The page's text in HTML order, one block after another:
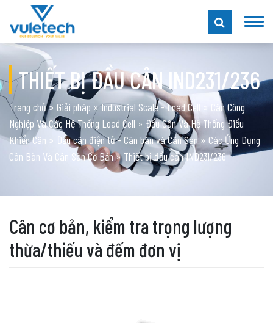
THIẾT BỊ ĐẦU CÂN IND231/236
Trang chủ» Giải pháp »Industrial Scale - Load Cell
Cân Công
Nghiệp Và Các Hệ Thống Load Cell » Đầu Cân Và Hệ Thống Điều
Khiển Cân » Đầu cân điện tử - Cân bàn và Cân Sàn» Các Ứng Dụng
Cân Bàn Và Cân Sàn Cơ Bản»Thiết bị đầu cân IND231/236
Cân cơ bản, kiểm tra trọng lượng
thừa/thiếu và đếm đơn vị